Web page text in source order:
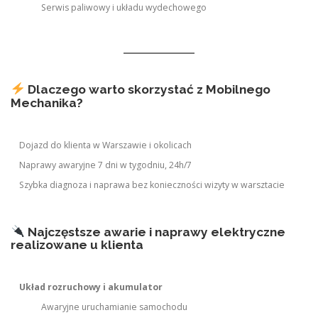
Serwis paliwowy i układu wydechowego
Dlaczego warto skorzystać z Mobilnego
Mechanika?
Dojazd do klienta w Warszawie i okolicach
Naprawy awaryjne 7 dni w tygodniu, 24h/7
Szybka diagnoza i naprawa bez konieczności wizyty w warsztacie
Najczęstsze awarie i naprawy elektryczne
realizowane u klienta
Układ rozruchowy i akumulator
Awaryjne uruchamianie samochodu